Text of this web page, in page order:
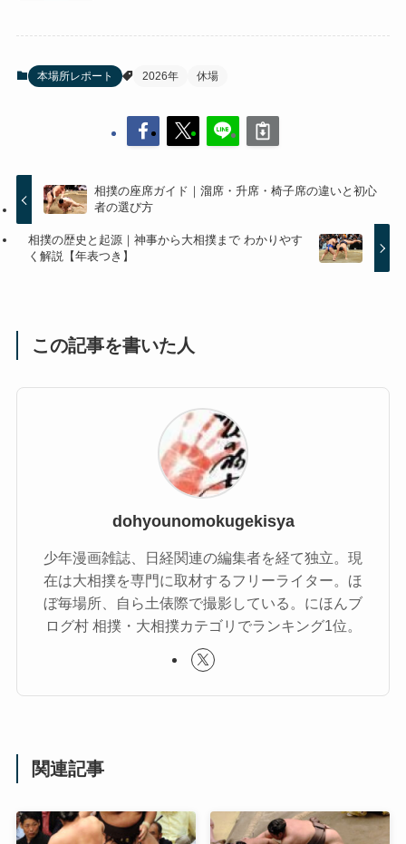
本場所レポート 2026年 休場
相撲の座席ガイド｜溜席・升席・椅子席の違いと初心
者の選び方
相撲の歴史と起源｜神事から大相撲まで わかりやす
く解説【年表つき】
この記事を書いた人
dohyounomokugekisya
少年漫画雑誌、日経関連の編集者を経て独立。現
在は大相撲を専門に取材するフリーライター。ほ
ぼ毎場所、自ら土俵際で撮影している。にほんブ
ログ村 相撲・大相撲カテゴリでランキング1位。
関連記事